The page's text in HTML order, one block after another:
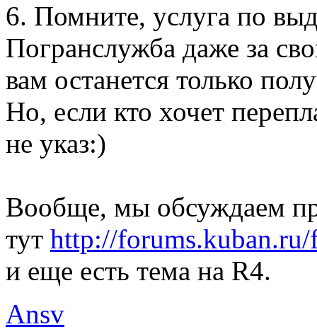
6. Помните, услуга по
Погранслужба даже за
вам останется только
Но, если кто хочет
не указ:)
Вообще, мы обсуждаем
тут http://
и еще есть тема на R4.
Ansv